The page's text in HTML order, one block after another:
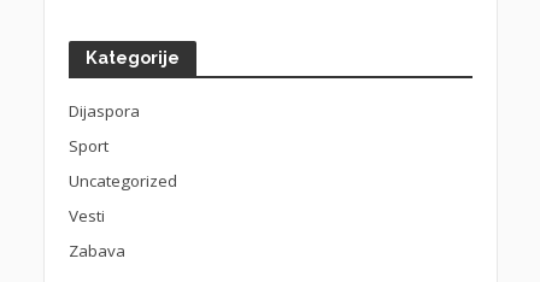
Kategorije
Dijaspora
Sport
Uncategorized
Vesti
Zabava